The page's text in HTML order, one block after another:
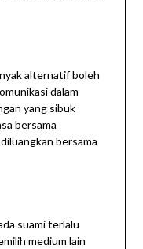
alternatif boleh
dalam
yang sibuk
bersama
bersama
suami terlalu
medium lain